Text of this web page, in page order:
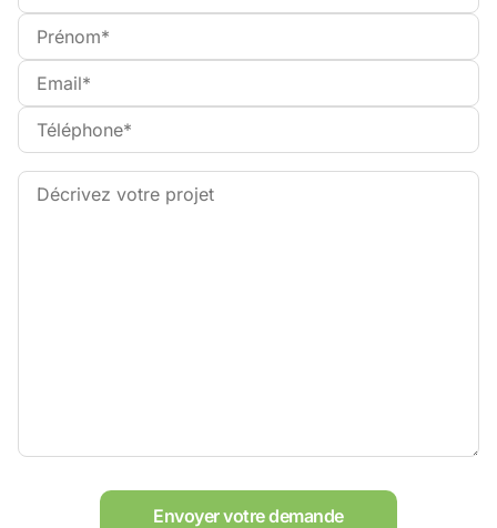
Envoyer votre demande